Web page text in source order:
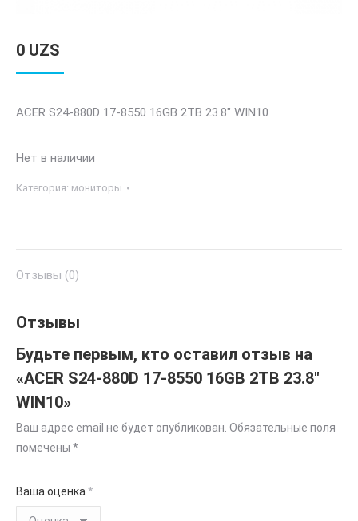
0 UZS
ACER S24-880D 17-8550 16GB 2TB 23.8″ WIN10
Нет в наличии
Категория: мониторы
Отзывы (0)
Отзывы
Будьте первым, кто оставил отзыв на
«ACER S24-880D 17-8550 16GB 2TB 23.8″
WIN10»
Ваш адрес email не будет опубликован. Обязательные поля
помечены *
Ваша оценка *